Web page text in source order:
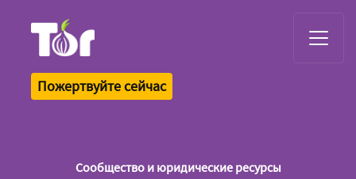
Пожертвуйте сейчас
Сообщество и юридические ресурсы